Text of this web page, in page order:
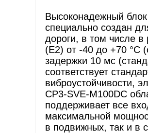
Высоконадежный
специально создан
дороги, в том числе
(E2) от -40 до +70 °C
задержки 10 мс
соответствует
виброустойчивости,
CP3-SVE-M100DC
поддерживает все
максимальной
в подвижных, так и в